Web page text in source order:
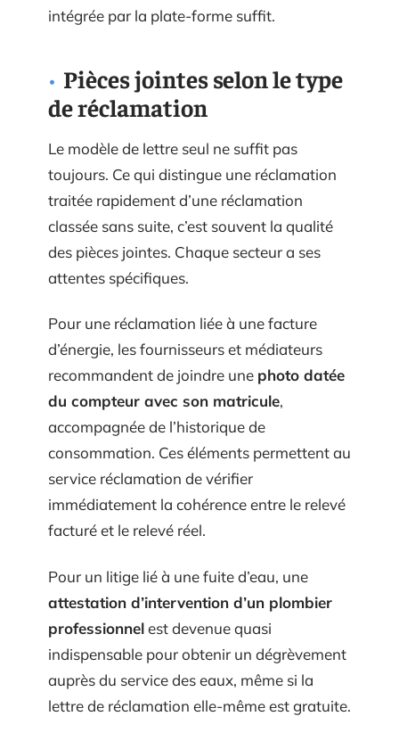
intégrée par la plate-forme suffit.
Pièces jointes selon le type
de réclamation
Le modèle de lettre seul ne suffit pas
toujours. Ce qui distingue une réclamation
traitée rapidement d’une réclamation
classée sans suite, c’est souvent la qualité
des pièces jointes. Chaque secteur a ses
attentes spécifiques.
Pour une réclamation liée à une facture
d’énergie, les fournisseurs et médiateurs
recommandent de joindre une photo datée
du compteur avec son matricule,
accompagnée de l’historique de
consommation. Ces éléments permettent au
service réclamation de vérifier
immédiatement la cohérence entre le relevé
facturé et le relevé réel.
Pour un litige lié à une fuite d’eau, une
attestation d’intervention d’un plombier
professionnelest devenue quasi
indispensable pour obtenir un dégrèvement
auprès du service des eaux, même si la
lettre de réclamation elle-même est gratuite.